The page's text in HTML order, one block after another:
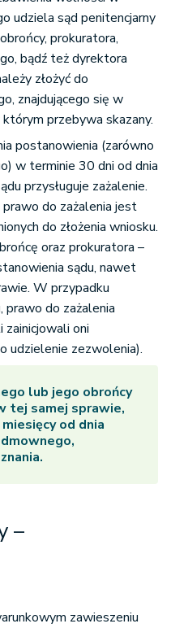
udziela sąd penitencjarny
prokuratora,
bądź też dyrektora
złożyć do
znajdującego się w
przebywa skazany.
postanowienia (zarówno
w terminie 30 dni od dnia
przysługuje zażalenie.
do zażalenia jest
do złożenia wniosku.
oraz prokuratora –
sądu, nawet
W przypadku
prawo do zażalenia
zainicjowali oni
udzielenie zezwolenia).
lub jego obrońcy
tej samej sprawie,
od dnia
–
zawieszeniu